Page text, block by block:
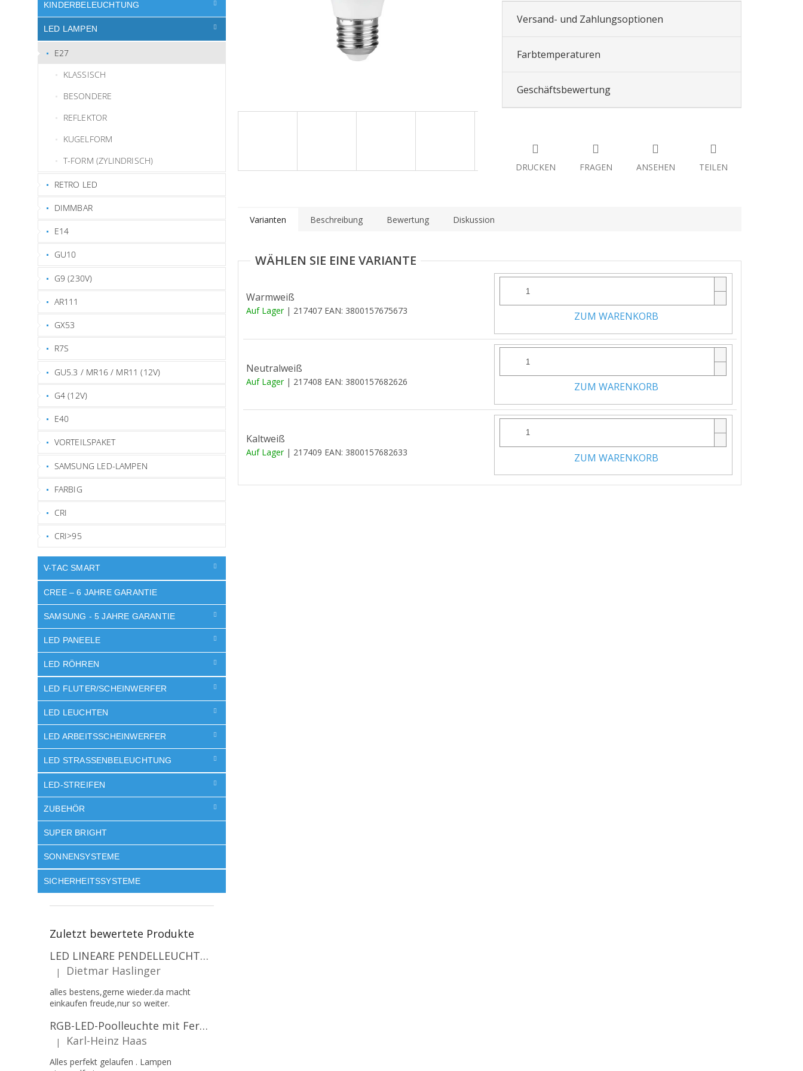
KINDERBELEUCHTUNG
LED LAMPEN
E27
KLASSISCH
BESONDERE
REFLEKTOR
KUGELFORM
T-FORM (ZYLINDRISCH)
RETRO LED
DIMMBAR
E14
GU10
G9 (230V)
AR111
GX53
R7S
GU5.3 / MR16 / MR11 (12V)
G4 (12V)
E40
VORTEILSPAKET
SAMSUNG LED-LAMPEN
FARBIG
CRI
CRI>95
V-TAC SMART
CREE – 6 JAHRE GARANTIE
SAMSUNG - 5 JAHRE GARANTIE
LED PANEELE
LED RÖHREN
LED FLUTER/SCHEINWERFER
LED LEUCHTEN
LED ARBEITSSCHEINWERFER
LED STRASSENBELEUCHTUNG
LED-STREIFEN
ZUBEHÖR
SUPER BRIGHT
SONNENSYSTEME
SICHERHEITSSYSTEME
Zuletzt bewertete Produkte
LED LINEARE PENDELLEUCHTE EXECULINE 120CM, 30W, 3750LM, 96°, 4000K, IP20, WEISS [207806]
Die Produktbewertung beträgt 5 von 5 Sternen.
| Dietmar Haslinger
alles bestens,gerne wieder.da macht
einkaufen freude,nur so weiter.
RGB-LED-Poolleuchte mit Fernbedienung, 12W, 1260lm, PAR56, 12V, 1+1 gratis!
Die Produktbewertung beträgt 5 von 5 Sternen.
| Karl-Heinz Haas
Alles perfekt gelaufen . Lampen
Versand- und Zahlungsoptionen
Farbtemperaturen
Geschäftsbewertung
DRUCKEN FRAGEN ANSEHEN TEILEN
Varianten Beschreibung Bewertung Diskussion
Warmweiß
Auf Lager | 217407 EAN: 3800157675673 ZUM WARENKORB
Neutralweiß
Auf Lager | 217408 EAN: 3800157682626 ZUM WARENKORB
Kaltweiß
Auf Lager | 217409 EAN: 3800157682633 ZUM WARENKORB